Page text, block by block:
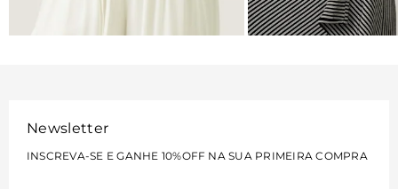
Newsletter
INSCREVA-SE E GANHE 10%OFF NA SUA PRIMEIRA COMPRA